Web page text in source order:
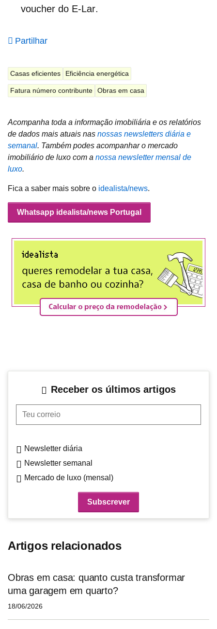
voucher do E-Lar.
Partilhar
Casas eficientes Eficiência energética
Fatura número contribunte Obras em casa
Acompanha toda a informação imobiliária e os relatórios
de dados mais atuais nas nossas newsletters diária e
semanal. Também podes acompanhar o mercado
imobiliário de luxo com a nossa newsletter mensal de
luxo.
Fica a saber mais sobre o idealista/news.
Whatsapp idealista/news Portugal
Receber os últimos artigos
Teu correio
Newsletter diária
Newsletter semanal
Mercado de luxo (mensal)
Artigos relacionados
Obras em casa: quanto custa transformar
uma garagem em quarto?
18/06/2026